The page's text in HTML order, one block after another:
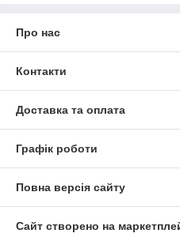
Про нас
Контакти
Доставка та оплата
Графік роботи
Повна версія сайту
Сайт створено на